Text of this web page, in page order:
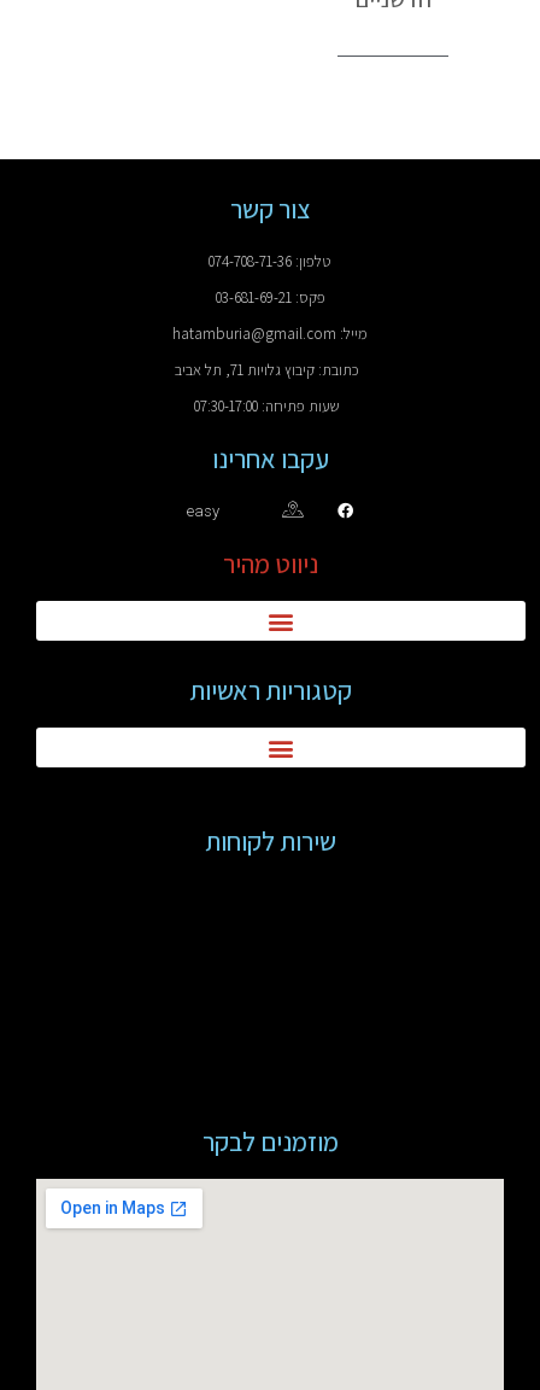
צור קשר
טלפון: 074-708-71-36
פקס: 03-681-69-21
מייל: hatamburia@gmail.com
כתובת: קיבוץ גלויות 71, תל אביב
שעות פתיחה: 07:30-17:00
עקבו אחרינו
easy
ניווט מהיר
קטגוריות ראשיות
שירות לקוחות
מוזמנים לבקר